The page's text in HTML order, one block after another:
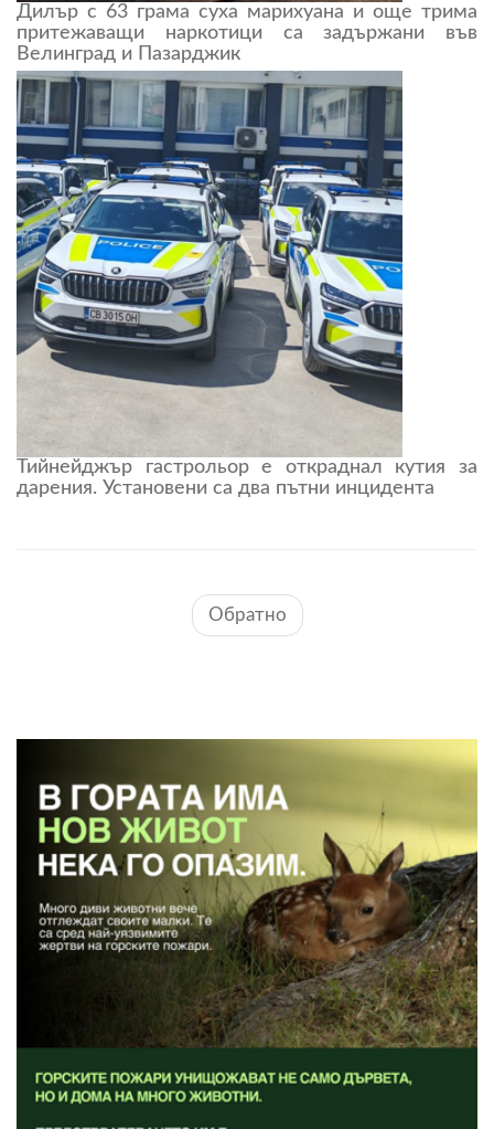
Дилър с 63 грама суха марихуана и още трима
притежаващи наркотици са задържани във
Велинград и Пазарджик
Тийнейджър гастрольор е откраднал кутия за
дарения. Установени са два пътни инцидента
Обратно